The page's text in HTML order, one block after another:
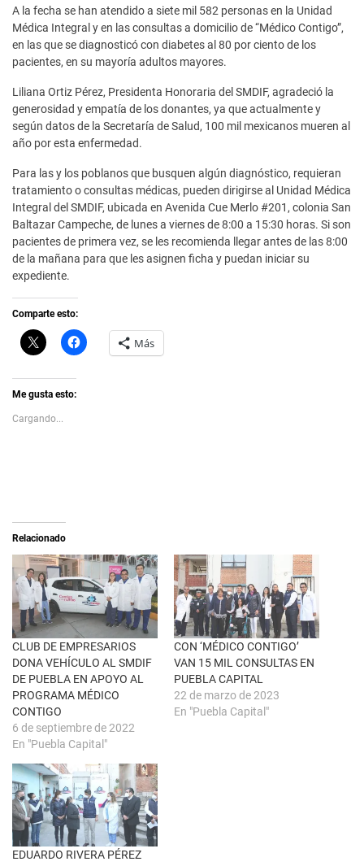
A la fecha se han atendido a siete mil 582 personas en la Unidad
Médica Integral y en las consultas a domicilio de “Médico Contigo”,
en las que se diagnosticó con diabetes al 80 por ciento de los
pacientes, en su mayoría adultos mayores.
Liliana Ortiz Pérez, Presidenta Honoraria del SMDIF, agradeció la
generosidad y empatía de los donantes, ya que actualmente y
según datos de la Secretaría de Salud, 100 mil mexicanos mueren al
año por esta enfermedad.
Para las y los poblanos que busquen algún diagnóstico, requieran
tratamiento o consultas médicas, pueden dirigirse al Unidad Médica
Integral del SMDIF, ubicada en Avenida Cue Merlo #201, colonia San
Baltazar Campeche, de lunes a viernes de 8:00 a 15:30 horas. Si son
pacientes de primera vez, se les recomienda llegar antes de las 8:00
de la mañana para que les asignen ficha y puedan iniciar su
expediente.
Comparte esto:
C
l
k
t
s
h
e
b
r
e
e
n
u
n
a
v
e
n
a
n
a
n
u
e
v
a
)
H
a
e
n
F
a
c
e
b
o
o
k
(
S
e
a
b
e
n
u
n
a
v
e
n
t
a
n
a
n
Más
Me gusta esto:
Cargando...
Relacionado
CLUB DE EMPRESARIOS
DONA VEHÍCULO AL SMDIF
DE PUEBLA EN APOYO AL
PROGRAMA MÉDICO
CONTIGO
6 de septiembre de 2022
En "Puebla Capital"
CON ‘MÉDICO CONTIGO’
VAN 15 MIL CONSULTAS EN
PUEBLA CAPITAL
22 de marzo de 2023
En "Puebla Capital"
EDUARDO RIVERA PÉREZ